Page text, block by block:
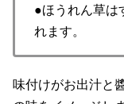
●ほうれん草は
れます。
味付けがお出汁と